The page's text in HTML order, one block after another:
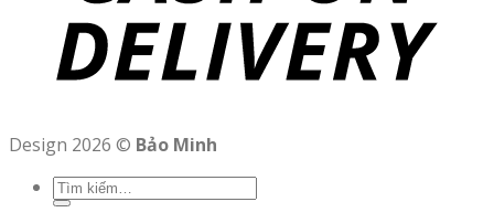
Design 2026 © Bảo Minh